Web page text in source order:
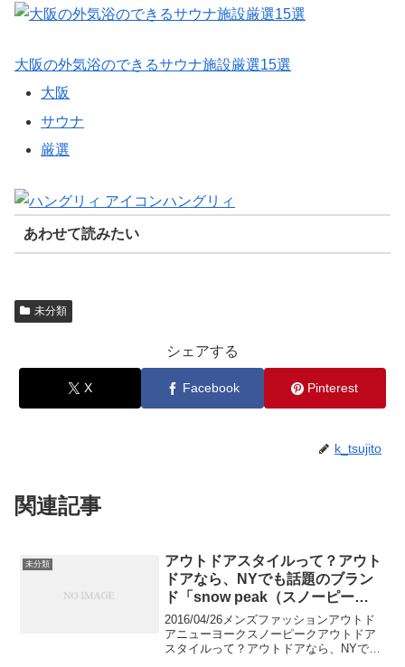
大阪の外気浴のできるサウナ施設厳選15選
大阪
サウナ
厳選
ハングリィ
あわせて読みたい
未分類
シェアする
X Facebook Pinterest
k_tsujito
関連記事
未分類
アウトドアスタイルって？アウト
ドアなら、NYでも話題のブラン
ド「snow peak（スノーピー
ク）」で決まり！
2016/04/26メンズファッションアウトド
アニューヨークスノーピークアウトドア
スタイルって？アウトドアなら、NYでも